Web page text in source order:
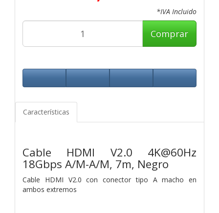
*IVA Incluido
Comprar
Características
Cable HDMI V2.0 4K@60Hz
18Gbps A/M-A/M, 7m, Negro
Cable HDMI V2.0 con conector tipo A macho en
ambos extremos